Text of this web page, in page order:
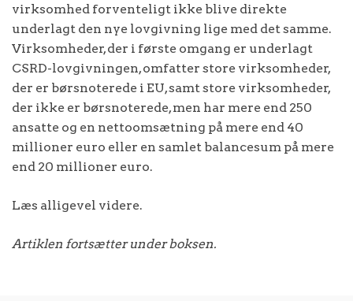
virksomhed forventeligt ikke blive direkte
underlagt den nye lovgivning lige med det samme.
Virksomheder, der i første omgang er underlagt
CSRD-lovgivningen, omfatter store virksomheder,
der er børsnoterede i EU, samt store virksomheder,
der ikke er børsnoterede, men har mere end 250
ansatte og en nettoomsætning på mere end 40
millioner euro eller en samlet balancesum på mere
end 20 millioner euro.
Læs alligevel videre.
Artiklen fortsætter under boksen.